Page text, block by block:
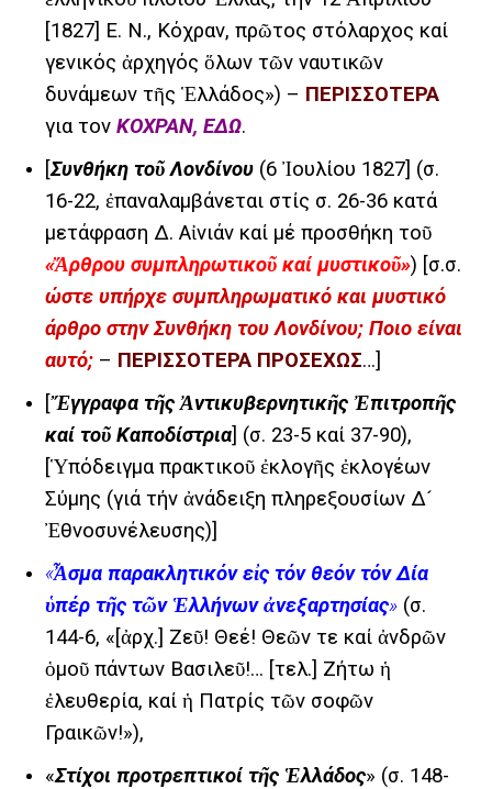
[1827] Ε. Ν., Κόχραν, πρῶτος στόλαρχος καί
γενικός ἀρχηγός ὅλων τῶν ναυτικῶν
δυνάμεων τῆς Ἑλλάδος») – ΠΕΡΙΣΣΟΤΕΡΑ
για τον ΚΟΧΡΑΝ, ΕΔΩ.
[Συνθήκη τοῦ Λονδίνου (6 Ἰουλίου 1827] (σ.
16-22, ἐπαναλαμβάνεται στίς σ. 26-36 κατά
μετάφραση Δ. Αἰνιάν καί μέ προσθήκη τοῦ
«Ἄρθρου συμπληρωτικοῦ καί μυστικοῦ») [σ.σ.
ώστε υπήρχε συμπληρωματικό και μυστικό
άρθρο στην Συνθήκη του Λονδίνου; Ποιο είναι
αυτό; – ΠΕΡΙΣΣΟΤΕΡΑ ΠΡΟΣΕΧΩΣ…]
[Ἔγγραφα τῆς Ἀντικυβερνητικῆς Ἐπιτροπῆς
καί τοῦ Καποδίστρια] (σ. 23-5 καί 37-90),
[Ὑπόδειγμα πρακτικοῦ ἐκλογῆς ἐκλογέων
Σύμης (γιά τήν ἀνάδειξη πληρεξουσίων Δ´
Ἐθνοσυνέλευσης)]
«Ἆσμα παρακλητικόν εἰς τόν θεόν τόν Δία
ὑπέρ τῆς τῶν Ἑλλήνων ἀνεξαρτησίας» (σ.
144-6, «[ἀρχ.] Ζεῦ! Θεέ! Θεῶν τε καί ἀνδρῶν
ὁμοῦ πάντων Βασιλεῦ!… [τελ.] Ζήτω ἡ
ἐλευθερία, καί ἡ Πατρίς τῶν σοφῶν
Γραικῶν!»),
«Στίχοι προτρεπτικοί τῆς Ἑλλάδος» (σ. 148-